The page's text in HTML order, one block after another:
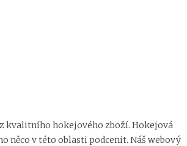
kvalitního hokejového zboží. Hokejová
něco v této oblasti podcenit. Náš webový